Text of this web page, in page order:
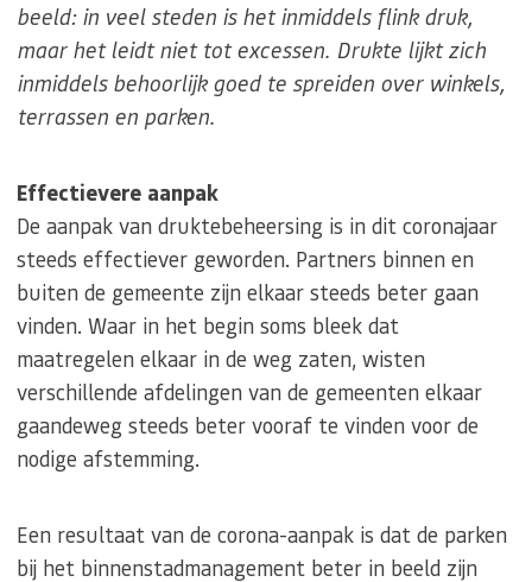
beeld: in veel steden is het inmiddels flink druk,
maar het leidt niet tot excessen. Drukte lijkt zich
inmiddels behoorlijk goed te spreiden over winkels,
terrassen en parken.
Effectievere aanpak
De aanpak van druktebeheersing is in dit coronajaar
steeds effectiever geworden. Partners binnen en
buiten de gemeente zijn elkaar steeds beter gaan
vinden. Waar in het begin soms bleek dat
maatregelen elkaar in de weg zaten, wisten
verschillende afdelingen van de gemeenten elkaar
gaandeweg steeds beter vooraf te vinden voor de
nodige afstemming.
Een resultaat van de corona-aanpak is dat de parken
bij het binnenstadmanagement beter in beeld zijn